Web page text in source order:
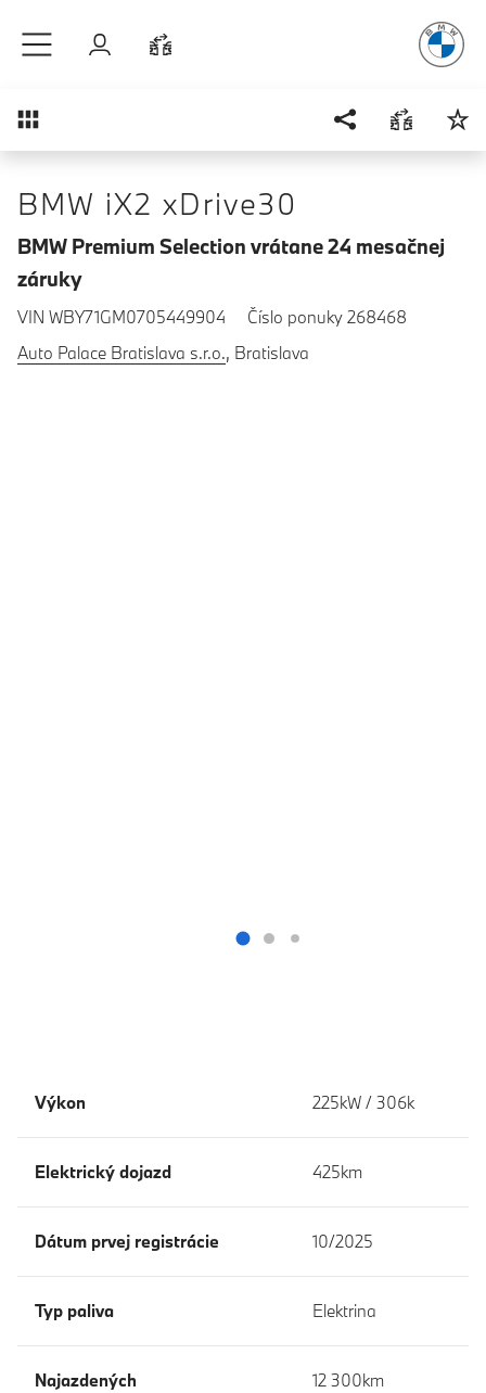
Prihlásenie
Prehľad
BMW iX2 xDrive30
BMW Premium Selection vrátane 24 mesačnej
záruky
VIN WBY71GM0705449904
Číslo ponuky 268468
Auto Palace Bratislava s.r.o., Bratislava
Výkon 225kW / 306k
Elektrický dojazd 425km
Dátum prvej registrácie 10/2025
Typ paliva Elektrina
Najazdených 12 300km